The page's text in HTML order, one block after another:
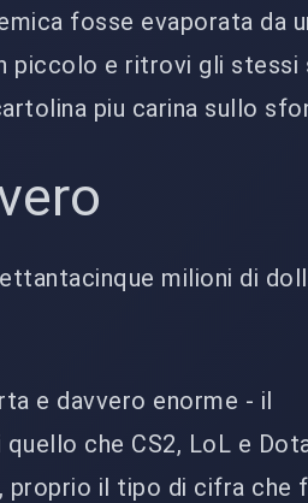
fosse evaporata da
piccolo e ritrovi gli stessi
piu carina sullo
milioni di
e davvero enorme - il
che CS2, LoL e
proprio il tipo di cifra che